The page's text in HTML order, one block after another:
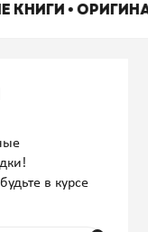
КНИГИ •
в курсе